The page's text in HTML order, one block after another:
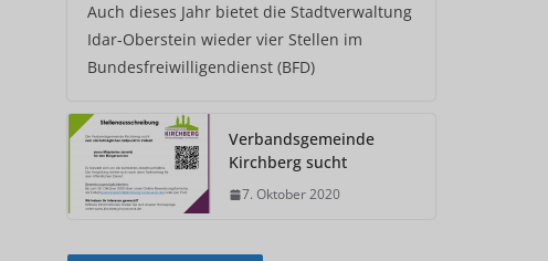
Auch dieses Jahr bietet die Stadtverwaltung
Idar-Oberstein wieder vier Stellen im
Bundesfreiwilligendienst (BFD)
Verbandsgemeinde
Kirchberg sucht
7. Oktober 2020